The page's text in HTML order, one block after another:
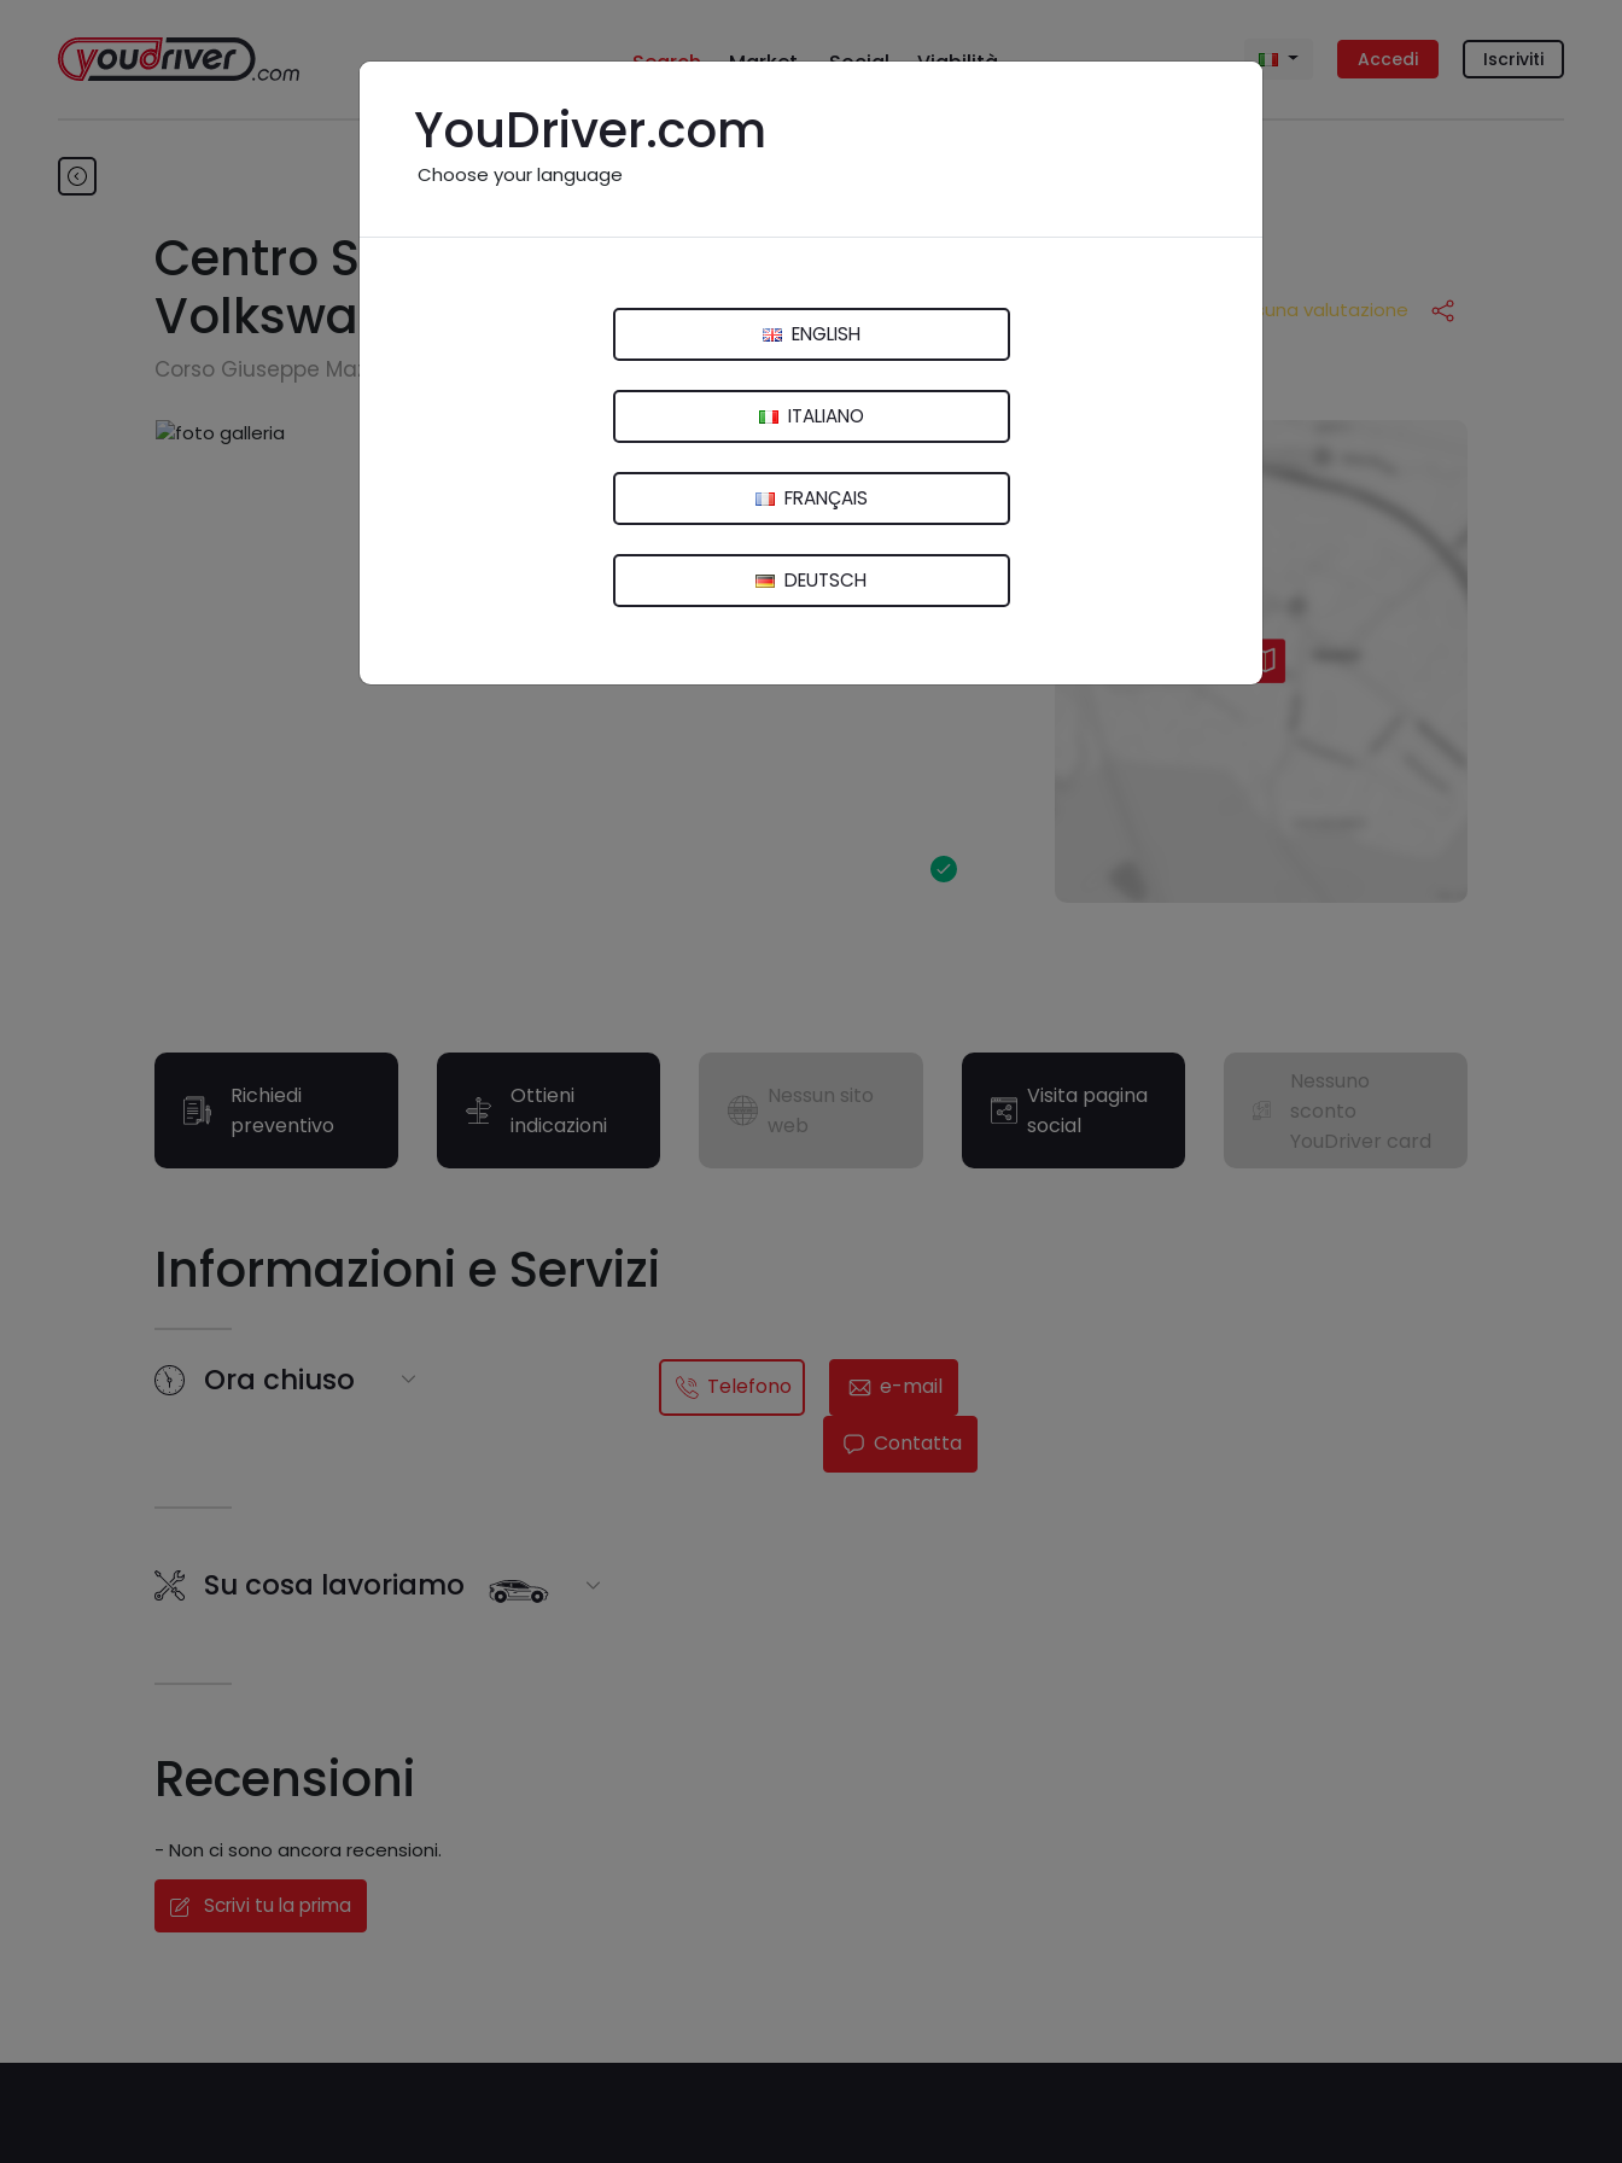
Search Market Social Viabilità Accedi Iscriviti
Centro Service Snc
Volkswagen Service
Corso Giuseppe Mazzini, 169 - 63074 San Benedetto del Tronto (AP)
Nessuna valutazione
Richiedi
preventivo
Ottieni
indicazioni
Nessun sito
web
Visita pagina
social
Nessuno
sconto
YouDriver card
Informazioni e Servizi
Ora chiuso Telefono e-mail
Contatta
Su cosa lavoriamo
Recensioni
- Non ci sono ancora recensioni.
Scrivi tu la prima
YouDriver.com
Choose your language
ENGLISH
ITALIANO
FRANÇAIS
DEUTSCH